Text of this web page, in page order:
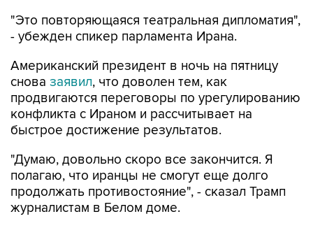
"Это повторяющаяся театральная дипломатия",
- убежден спикер парламента Ирана.
Американский президент в ночь на пятницу
снова заявил, что доволен тем, как
продвигаются переговоры по урегулированию
конфликта с Ираном и рассчитывает на
быстрое достижение результатов.
"Думаю, довольно скоро все закончится. Я
полагаю, что иранцы не смогут еще долго
продолжать противостояние", - сказал Трамп
журналистам в Белом доме.